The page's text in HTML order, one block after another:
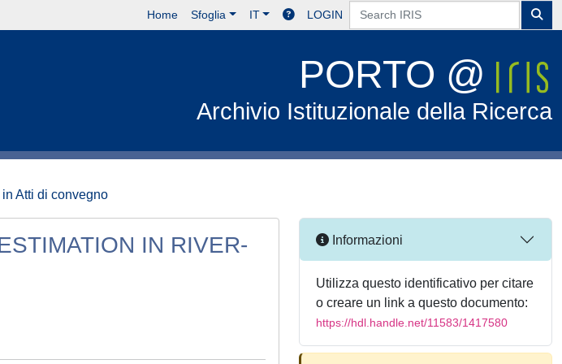
Home Sfoglia IT LOGIN
PORTO @
Archivio Istituzionale della Ricerca
Atti di convegno
IN RIVER-
Informazioni
Utilizza questo identificativo per citare
o creare un link a questo documento:
https://hdl.handle.net/11583/1417580